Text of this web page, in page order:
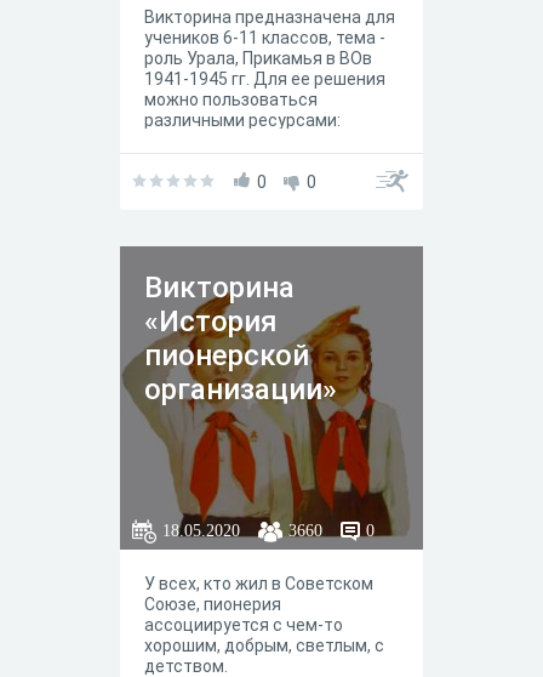
Викторина предназначена для
учеников 6-11 классов, тема -
роль Урала, Прикамья в ВОв
1941-1945 гг. Для ее решения
можно пользоваться
различными ресурсами:
статьи
0 0
Викторина
«История
пионерской
организации»
18.05.2020 3660 0
У всех, кто жил в Советском
Союзе, пионерия
ассоциируется с чем-то
хорошим, добрым, светлым, с
детством.